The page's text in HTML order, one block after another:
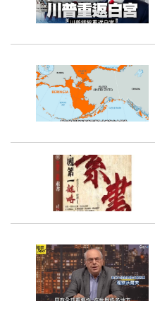
健康/養生
命理/信仰/宗教/宮廟/教會
演講/發表會/論壇/研討會
內政/社會/福利/弱勢/慈善
交通運輸